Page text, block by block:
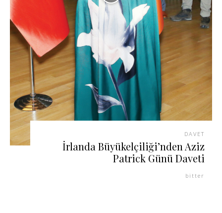
DAVET
İrlanda Büyükelçiliği’nden Aziz
Patrick Günü Daveti
bitter